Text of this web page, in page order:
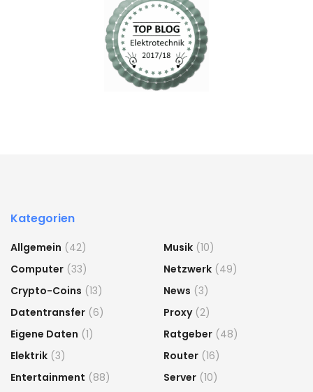
Kategorien
Allgemein (42)
Computer (33)
Crypto-Coins (13)
Datentransfer (6)
Eigene Daten (1)
Elektrik (3)
Entertainment (88)
Musik (10)
Netzwerk (49)
News (3)
Proxy(2)
Ratgeber (48)
Router (16)
Server (10)